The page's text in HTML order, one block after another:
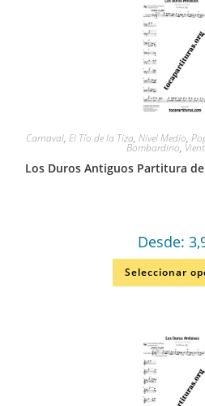
Carnaval, El Tío de la Tiza, Nivel Medio,
Bombardino,
Los Duros Antiguos Partitura
Desde:
Seleccionar